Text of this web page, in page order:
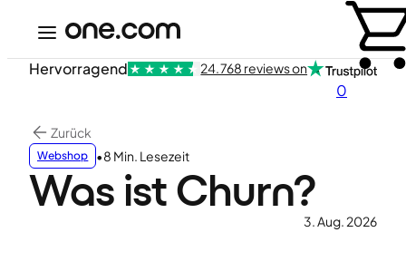
0
Hervorragend 24.768 reviews on
Zurück
Webshop •8 Min. Lesezeit
Was ist Churn?
3. Aug. 2026